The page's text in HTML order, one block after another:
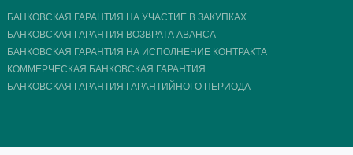
БАНКОВСКАЯ ГАРАНТИЯ НА УЧАСТИЕ В ЗАКУПКАХ
БАНКОВСКАЯ ГАРАНТИЯ ВОЗВРАТА АВАНСА
БАНКОВСКАЯ ГАРАНТИЯ НА ИСПОЛНЕНИЕ КОНТРАКТА
КОММЕРЧЕСКАЯ БАНКОВСКАЯ ГАРАНТИЯ
БАНКОВСКАЯ ГАРАНТИЯ ГАРАНТИЙНОГО ПЕРИОДА